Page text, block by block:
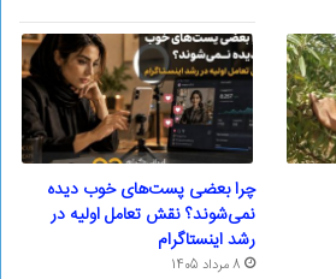
چرا بعضی پست‌های خوب دیده
نمی‌شوند؟ نقش تعامل اولیه در
رشد اینستاگرام
8 مرداد 1405